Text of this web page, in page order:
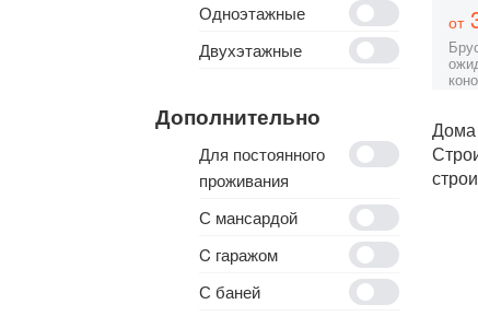
Одноэтажные
Двухэтажные
Дополнительно
Для постоянного
проживания
С мансардой
C гаражом
С баней
от
Дома